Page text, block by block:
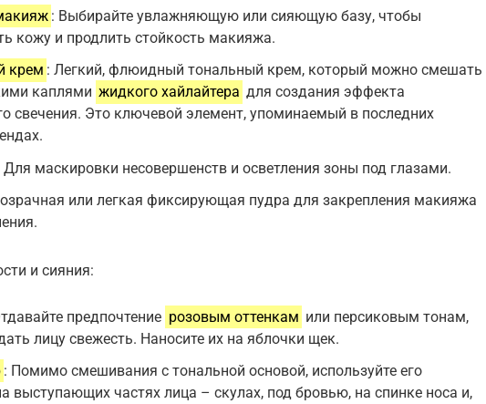
: Выбирайте увлажняющую или сияющую базу, чтобы
кожу и продлить стойкость макияжа.
крем : Легкий, флюидный тональный крем, который можно смешать
каплями жидкого хайлайтера для создания эффекта
свечения. Это ключевой элемент, упоминаемый в последних
Для маскировки несовершенств и осветления зоны под глазами.
или легкая фиксирующая пудра для закрепления макияжа
и сияния:
предпочтение розовым оттенкам или персиковым тонам,
лицу свежесть. Наносите их на яблочки щек.
: Помимо смешивания с тональной основой, используйте его
выступающих частях лица – скулах, под бровью, на спинке носа и,